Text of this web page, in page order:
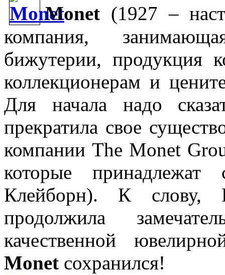
Monet (1927 –
компания,
бижутерии, продукция
коллекционерам и
Для начала надо
прекратила свое
компании The Monet
которые
Клейборн). К слову,
продолжила
качественной
Monet сохранился!